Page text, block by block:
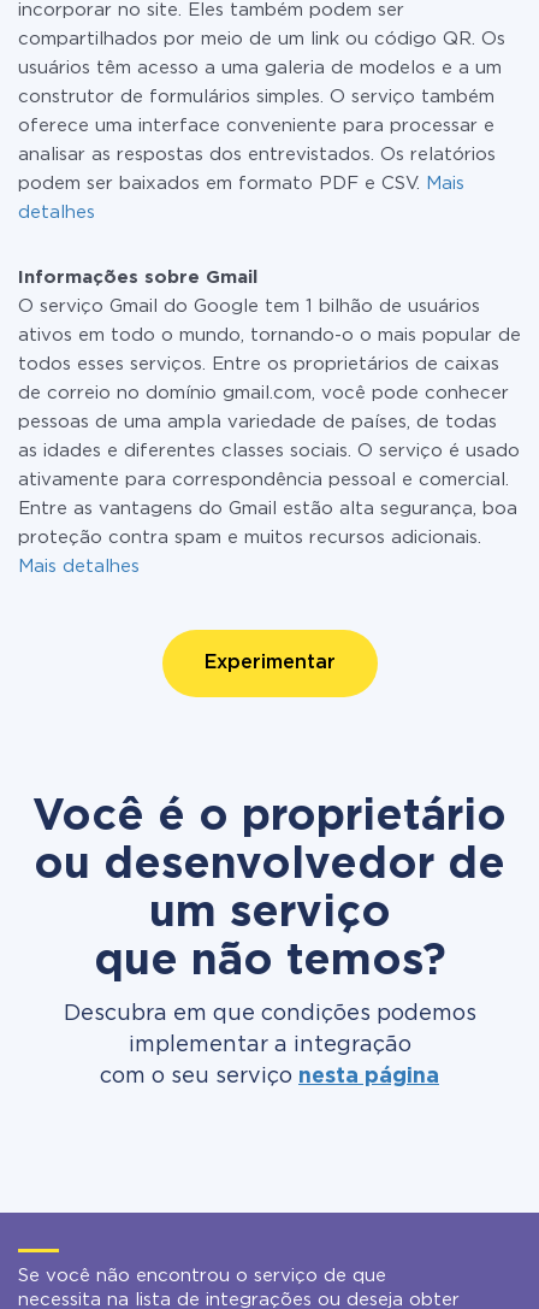
incorporar no site. Eles também podem ser
compartilhados por meio de um link ou código QR. Os
usuários têm acesso a uma galeria de modelos e a um
construtor de formulários simples. O serviço também
oferece uma interface conveniente para processar e
analisar as respostas dos entrevistados. Os relatórios
podem ser baixados em formato PDF e CSV.
Mais
detalhes
Informações sobre Gmail
O serviço Gmail do Google tem 1 bilhão de usuários
ativos em todo o mundo, tornando-o o mais popular de
todos esses serviços. Entre os proprietários de caixas
de correio no domínio gmail.com, você pode conhecer
pessoas de uma ampla variedade de países, de todas
as idades e diferentes classes sociais. O serviço é usado
ativamente para correspondência pessoal e comercial.
Entre as vantagens do Gmail estão alta segurança, boa
proteção contra spam e muitos recursos adicionais.
Mais detalhes
Experimentar
Você é o proprietário
ou desenvolvedor de
um serviço
que não temos?
Descubra em que condições podemos
implementar a integração
com o seu serviço nesta página
Se você não encontrou o serviço de que
necessita na lista de integrações ou deseja obter